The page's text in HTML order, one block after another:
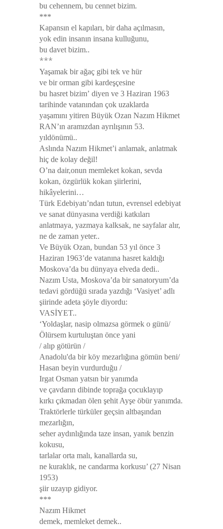
bu cehennem, bu cennet bizim.
***
Kapansın el kapıları, bir daha açılmasın,
yok edin insanın insana kulluğunu,
bu davet bizim..
***
Yaşamak bir ağaç gibi tek ve hür
ve bir orman gibi kardeşçesine
bu hasret bizim’ diyen ve 3 Haziran 1963
tarihinde vatanından çok uzaklarda
yaşamını yitiren Büyük Ozan Nazım Hikmet
RAN’ın aramızdan ayrılışının 53.
yıldönümü..
Aslında Nazım Hikmet’i anlamak, anlatmak
hiç de kolay değil!
O’na dair,onun memleket kokan, sevda
kokan, özgürlük kokan şiirlerini,
hikâyelerini…
Türk Edebiyatı’ndan tutun, evrensel edebiyat
ve sanat dünyasına verdiği katkıları
anlatmaya, yazmaya kalksak, ne sayfalar alır,
ne de zaman yeter..
Ve Büyük Ozan, bundan 53 yıl önce 3
Haziran 1963’de vatanına hasret kaldığı
Moskova’da bu dünyaya elveda dedi..
Nazım Usta, Moskova’da bir sanatoryum’da
tedavi gördüğü sırada yazdığı ‘Vasiyet’ adlı
şiirinde adeta şöyle diyordu:
VASİYET..
‘Yoldaşlar, nasip olmazsa görmek o günü/
Ölürsem kurtuluştan önce yani
/ alıp götürün /
Anadolu'da bir köy mezarlığına gömün beni/
Hasan beyin vurdurduğu /
Irgat Osman yatsın bir yanımda
ve çavdarın dibinde toprağa çocuklayıp
kırkı çıkmadan ölen şehit Ayşe öbür yanımda.
Traktörlerle türküler geçsin altbaşından
mezarlığın,
seher aydınlığında taze insan, yanık benzin
kokusu,
tarlalar orta malı, kanallarda su,
ne kuraklık, ne candarma korkusu’ (27 Nisan
1953)
şiir uzayıp gidiyor.
***
Nazım Hikmet
demek, memleket demek..